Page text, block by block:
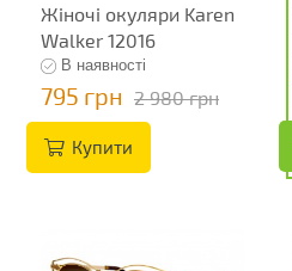
Жіночі окуляри Karen
Walker 12016
В наявності
795 грн 2 980 грн
Купити